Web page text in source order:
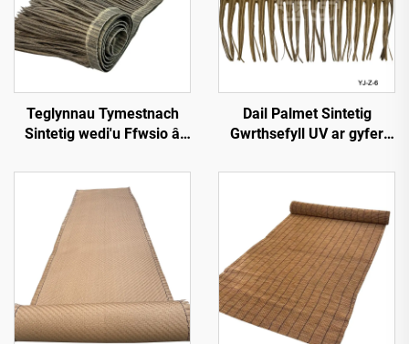
Teglynnau Tymestnach
Sintetig wedi'u Ffwsio â
Gwell Gwrthsefyll Tân
Dail Palmet Sintetig
Gwrthsefyll UV ar gyfer